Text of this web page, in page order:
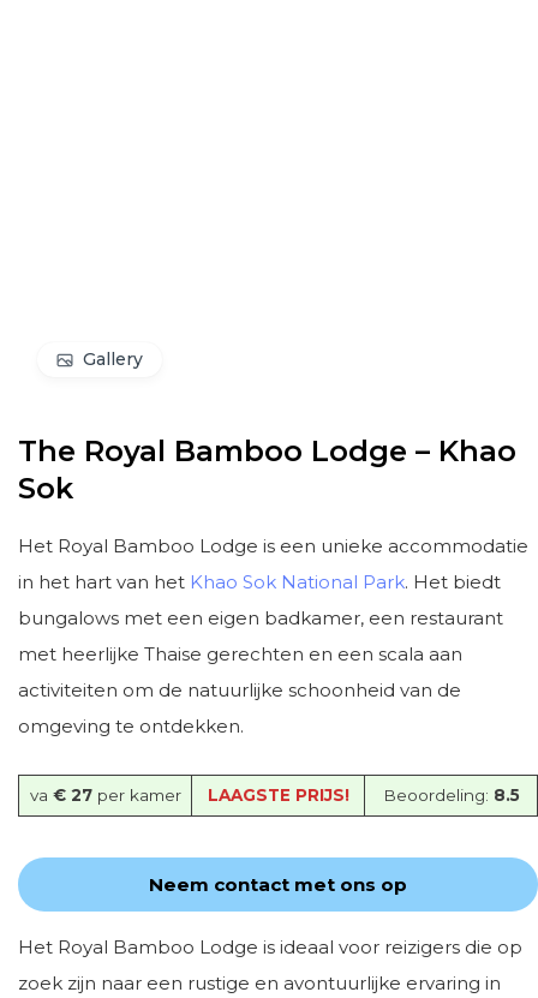
Gallery
The Royal Bamboo Lodge – Khao
Sok
Het Royal Bamboo Lodge is een unieke accommodatie
in het hart van het Khao Sok National Park. Het biedt
bungalows met een eigen badkamer, een restaurant
met heerlijke Thaise gerechten en een scala aan
activiteiten om de natuurlijke schoonheid van de
omgeving te ontdekken.
va € 27per kamer LAAGSTE PRIJS! Beoordeling: 8.5
Neem contact met ons op
Het Royal Bamboo Lodge is ideaal voor reizigers die op
zoek zijn naar een rustige en avontuurlijke ervaring in